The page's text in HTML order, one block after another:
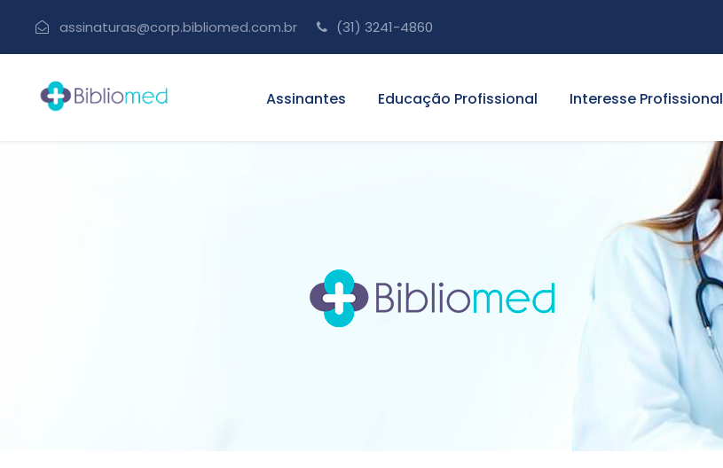
assinaturas@corp.bibliomed.com.br (31) 3241-4860
Assinantes Educação Profissional Interesse Profissional